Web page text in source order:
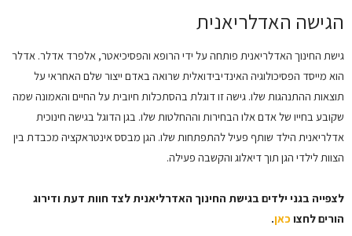
הגישה האדלריאנית
גישת החינוך האדלריאנית פותחה על ידי הרופא והפסיכיאטר, אלפרד אדלר. אדלר
הוא מייסד הפסיכולוגיה האינדיבידואלית שרואה באדם ייצור שלם האחראי על
תוצאות ההתנהגות שלו. גישה זו דוגלת בהסתכלות חיובית על החיים והאמונה שמה
שקובע בחייו של אדם אלו הבחירות וההחלטות שלו. בגן הדוגל בגישה חינוכית
אדלריאנית הילד שותף פעיל להתפתחות שלו. הגן מבסס אינטראקציה מכבדת בין
הצוות לילדי הגן תוך דיאלוג והקשבה פעילה.
לצפייה בגני ילדים בגישת החינוך האדרליאנית לצד חוות דעת ודירוג
הורים לחצו כאן.